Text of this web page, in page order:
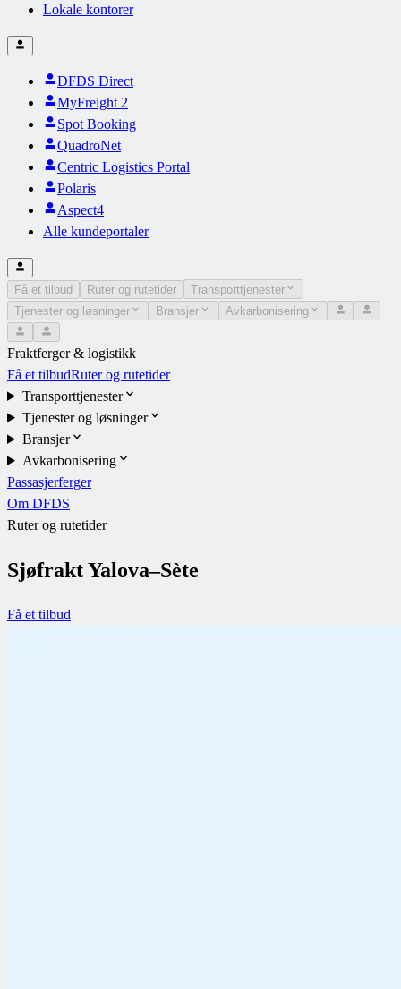
Lokale kontorer
DFDS Direct
MyFreight 2
Spot Booking
QuadroNet
Centric Logistics Portal
Polaris
Aspect4
Alle kundeportaler
Få et tilbud Ruter og rutetider
Transporttjenester
Tjenester og løsninger
Bransjer Avkarbonisering
Fraktferger & logistikk
Få et tilbudRuter og rutetider
Transporttjenester
Tjenester og løsninger
Bransjer
Avkarbonisering
Passasjerferger
Om DFDS
Ruter og rutetider
Sjøfrakt Yalova–Sète
Få et tilbud